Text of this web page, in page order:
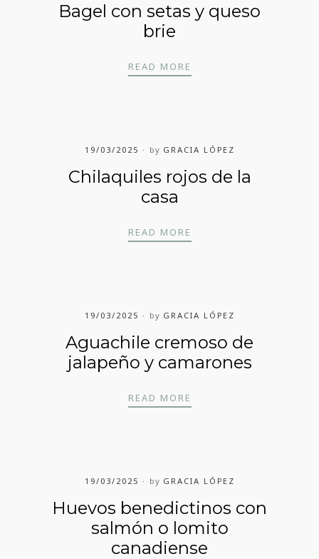
Bagel con setas y queso
brie
READ MORE
19/03/2025 by GRACIA LÓPEZ
Chilaquiles rojos de la
casa
READ MORE
19/03/2025 by GRACIA LÓPEZ
Aguachile cremoso de
jalapeño y camarones
READ MORE
19/03/2025 by GRACIA LÓPEZ
Huevos benedictinos con
salmón o lomito
canadiense